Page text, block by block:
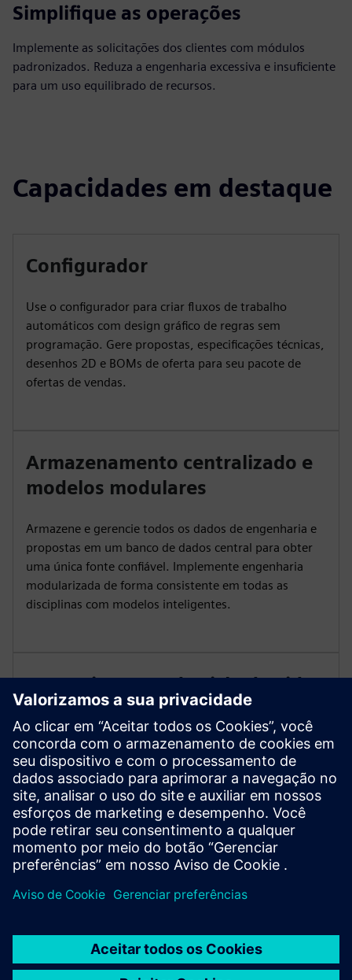
Simplifique as operações
Implemente as solicitações dos clientes com módulos
padronizados. Reduza a engenharia excessiva e insuficiente
para um uso equilibrado de recursos.
Capacidades em destaque
Configurador
Use o configurador para criar fluxos de trabalho
automáticos com design gráfico de regras sem
programação. Gere propostas, especificações técnicas,
desenhos 2D e BOMs de oferta para seu pacote de
ofertas de vendas.
Armazenamento centralizado e
modelos modulares
Armazene e gerencie todos os dados de engenharia e
propostas em um banco de dados central para obter
uma única fonte confiável. Implemente engenharia
modularizada de forma consistente em todas as
disciplinas com modelos inteligentes.
Gerenciamento do ciclo de vida
da planta
Gerencie o ciclo de vida da planta em todas as
disciplinas de engenharia. Mapeie as mudanças na
fábrica e possibilite o planejamento baseado em
conhecimento para testes e manutenção.